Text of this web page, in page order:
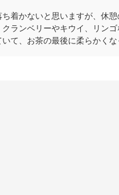
着かないと思いますが、休
ランベリーやキウイ、リン
て、お茶の最後に柔らかくな